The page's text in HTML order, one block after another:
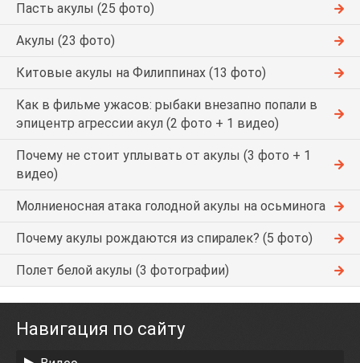
Пасть акулы (25 фото)
Акулы (23 фото)
Китовые акулы на Филиппинах (13 фото)
Как в фильме ужасов: рыбаки внезапно попали в
эпицентр агрессии акул (2 фото + 1 видео)
Почему не стоит уплывать от акулы (3 фото + 1
видео)
Молниеносная атака голодной акулы на осьминога
Почему акулы рождаются из спиралек? (5 фото)
Полет белой акулы (3 фотографии)
Навигация по сайту